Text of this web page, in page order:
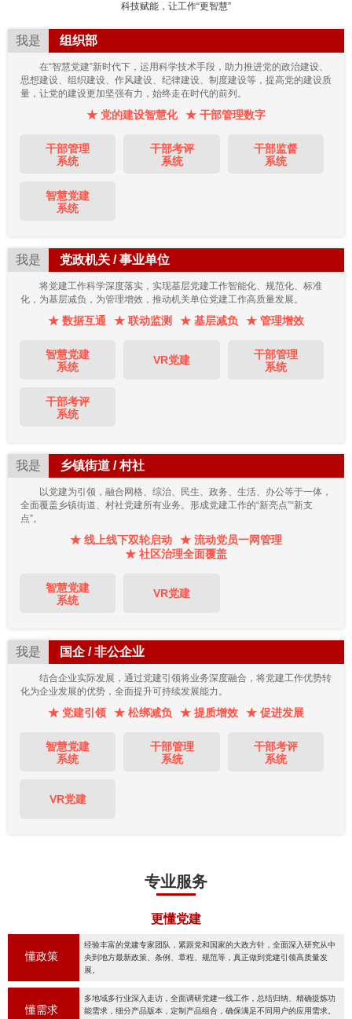
科技赋能，让工作“更智慧”
我是 组织部
在“智慧党建”新时代下，运用科学技术手段，助力推进党的政治建设、
思想建设、组织建设、作风建设、纪律建设、制度建设等，提高党的建设质
量，让党的建设更加坚强有力，始终走在时代的前列。
★ 党的建设智慧化 ★ 干部管理数字
干部管理
系统
干部考评
系统
干部监督
系统
智慧党建
系统
我是 党政机关 / 事业单位
将党建工作科学深度落实，实现基层党建工作智能化、规范化、标准
化，为基层减负，为管理增效，推动机关单位党建工作高质量发展。
★ 数据互通 ★ 联动监测 ★ 基层减负 ★ 管理增效
智慧党建
系统
VR党建
干部管理
系统
干部考评
系统
我是 乡镇街道 / 村社
以党建为引领，融合网格、综治、民生、政务、生活、办公等于一体，
全面覆盖乡镇街道、村社党建所有业务。形成党建工作的“新亮点”“新支
点”。
★ 线上线下双轮启动
★ 流动党员一网管理
★ 社区治理全面覆盖
智慧党建
系统
VR党建
我是 国企 / 非公企业
结合企业实际发展，通过党建引领将业务深度融合，将党建工作优势转
化为企业发展的优势，全面提升可持续发展能力。
★ 党建引领 ★ 松绑减负 ★ 提质增效 ★ 促进发展
智慧党建
系统
干部管理
系统
干部考评
系统
VR党建
专业服务
更懂党建
懂政策
经验丰富的党建专家团队，紧跟党和国家的大政方针，全面深入研究从中
央到地方最新政策、条例、章程、规范等，真正做到党建引领高质量发
展。
懂需求
多地域多行业深入走访，全面调研党建一线工作，总结归纳、精确提炼功
能需求，细分产品版本，定制产品组合，确保满足不同用户的应用需求。